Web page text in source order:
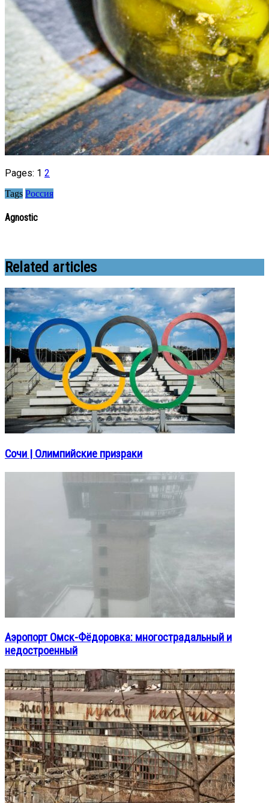
Pages: 1 2
Tags Россия
Agnostic
Related articles
Сочи | Олимпийские призраки
Аэропорт Омск-Фёдоровка: многострадальный и
недостроенный